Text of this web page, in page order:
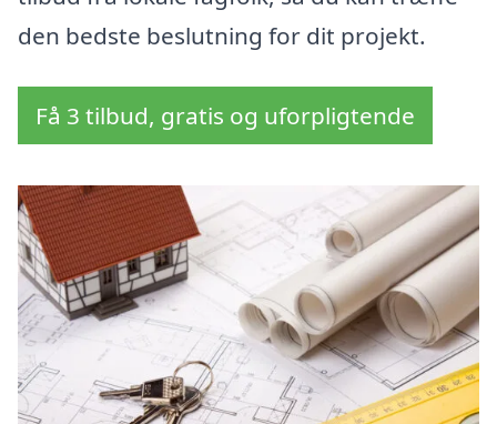
den bedste beslutning for dit projekt.
Få 3 tilbud, gratis og uforpligtende